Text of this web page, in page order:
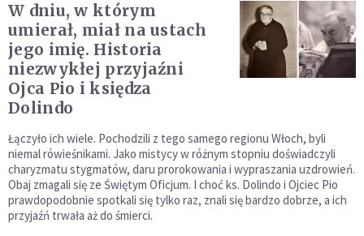
W dniu, w którym
umierał, miał na ustach
jego imię. Historia
niezwykłej przyjaźni
Ojca Pio i księdza
Dolindo
Łączyło ich wiele. Pochodzili z tego samego regionu Włoch, byli
niemal rówieśnikami. Jako mistycy w różnym stopniu doświadczyli
charyzmatu stygmatów, daru prorokowania i wypraszania uzdrowień.
Obaj zmagali się ze Świętym Oficjum. I choć ks. Dolindo i Ojciec Pio
prawdopodobnie spotkali się tylko raz, znali się bardzo dobrze, a ich
przyjaźń trwała aż do śmierci.